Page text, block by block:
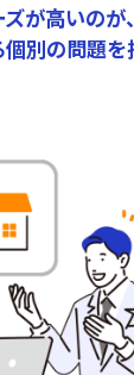
が高いの
別の問題